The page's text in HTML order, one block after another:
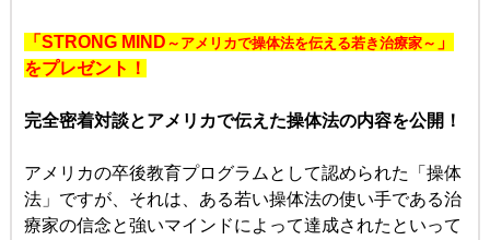
「STRONG MIND ～アメリカで操体法を伝える若き治療家～ 」
をプレゼント！
完全密着対談とアメリカで伝えた操体法の内容を公開！
アメリカの卒後教育プログラムとして認められた「操体
法」ですが、 それは、ある若い操体法の使い手である治
療家の信念と強いマインドによって達成されたといって